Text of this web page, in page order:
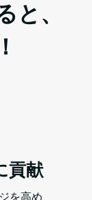
と、
貢献
を高め、